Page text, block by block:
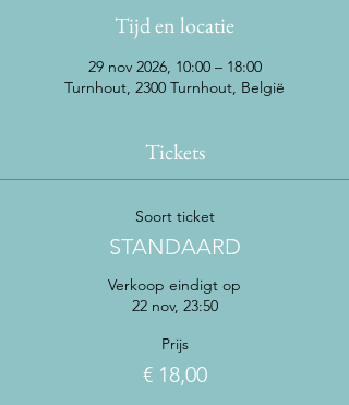
Tijd en locatie
29 nov 2026, 10:00 – 18:00
Turnhout, 2300 Turnhout, België
Tickets
Soort ticket
STANDAARD
Verkoop eindigt op
22 nov, 23:50
Prijs
€ 18,00